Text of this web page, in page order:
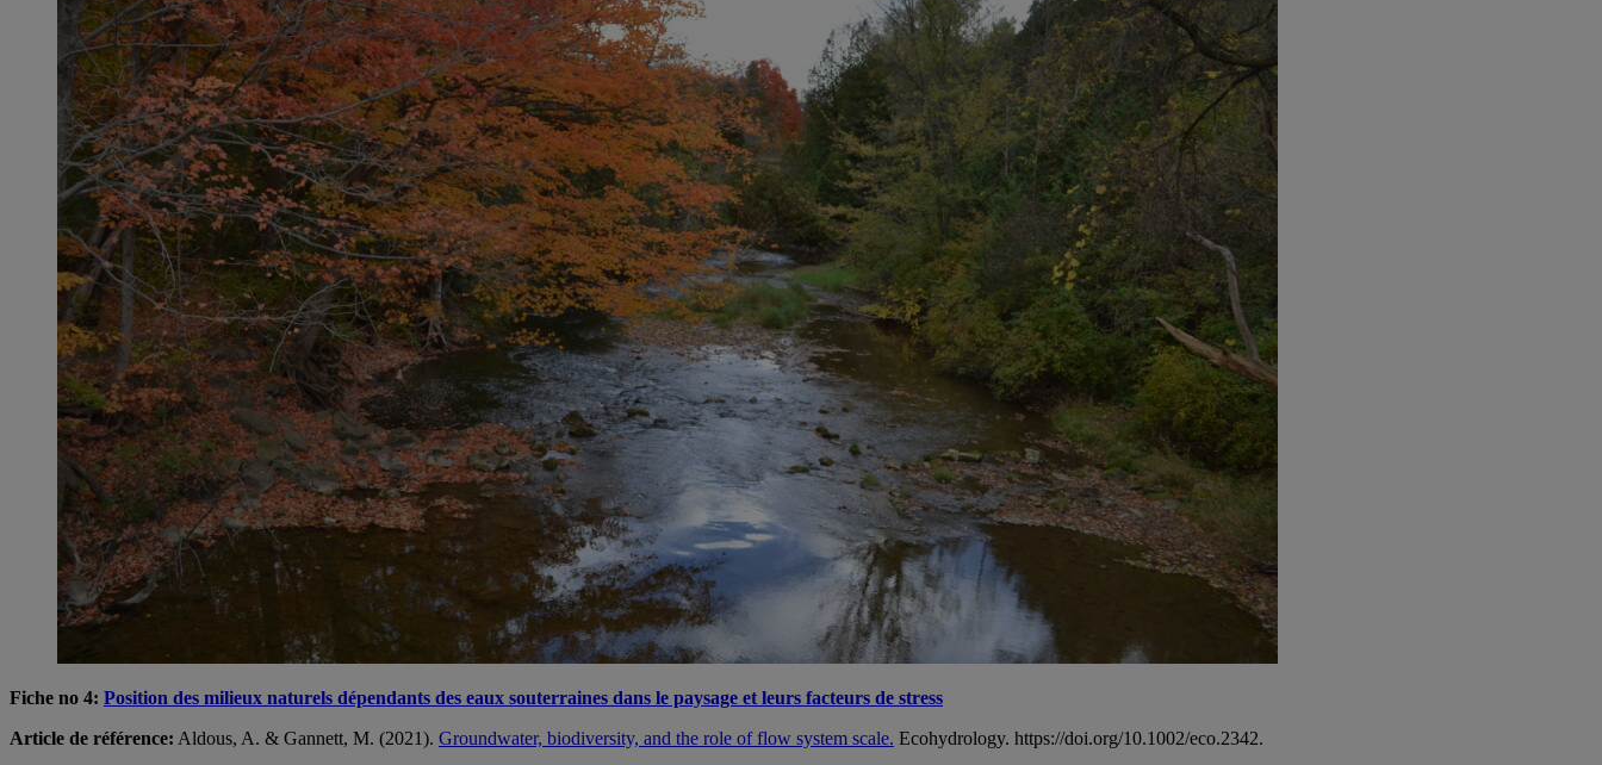
Fiche no 4: Position des milieux naturels dépendants des eaux souterraines dans le paysage et leurs facteurs de stress
Article de référence: Aldous, A. & Gannett, M. (2021). Groundwater, biodiversity, and the role of flow system scale. Ecohydrology. https://doi.org/10.1002/eco.2342.